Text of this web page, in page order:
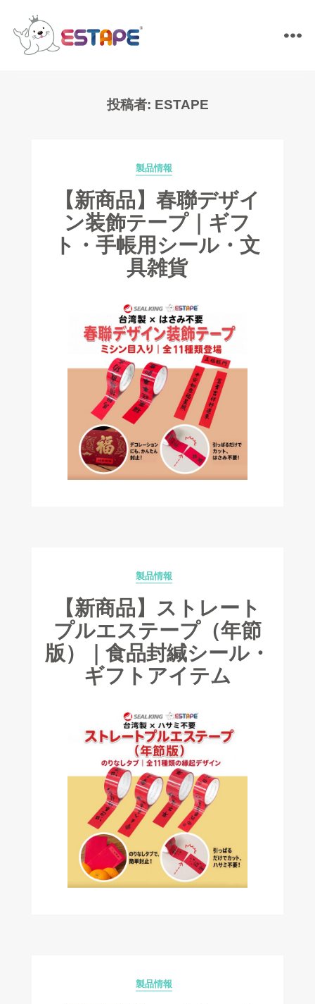
投稿者: ESTAPE
Categories
製品情報
【新商品】春聯デザイ
ン装飾テープ｜ギフ
ト・手帳用シール・文
具雑貨
Categories
製品情報
【新商品】ストレート
プルエステープ（年節
版）｜食品封緘シール・
ギフトアイテム
Categories
製品情報